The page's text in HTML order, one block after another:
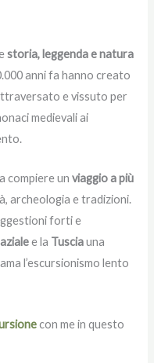
storia, leggenda e natura
anni fa hanno creato
e vissuto per
medievali ai
compiere unviaggio a più
archeologia e tradizioni.
forti e
e la Tusciauna
l’escursionismo lento
con me in questo